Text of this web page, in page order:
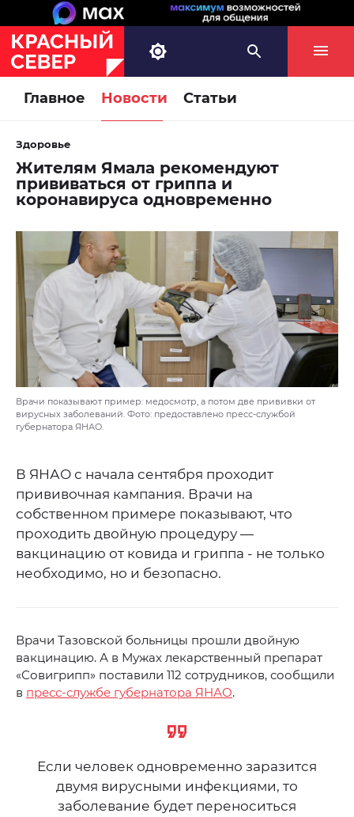
Главное Новости Статьи
Здоровье
Жителям Ямала рекомендуют
прививаться от гриппа и
коронавируса одновременно
Врачи показывают пример: медосмотр, а потом две прививки от
вирусных заболеваний. Фото: предоставлено пресс-службой
губернатора ЯНАО.
В ЯНАО с начала сентября проходит
прививочная кампания. Врачи на
собственном примере показывают, что
проходить двойную процедуру —
вакцинацию от ковида и гриппа - не только
необходимо, но и безопасно.
Врачи Тазовской больницы прошли двойную
вакцинацию. А в Мужах лекарственный препарат
«Совигрипп» поставили 112 сотрудников, сообщили
в пресс-службе губернатора ЯНАО.
Если человек одновременно заразится
двумя вирусными инфекциями, то
заболевание будет переноситься